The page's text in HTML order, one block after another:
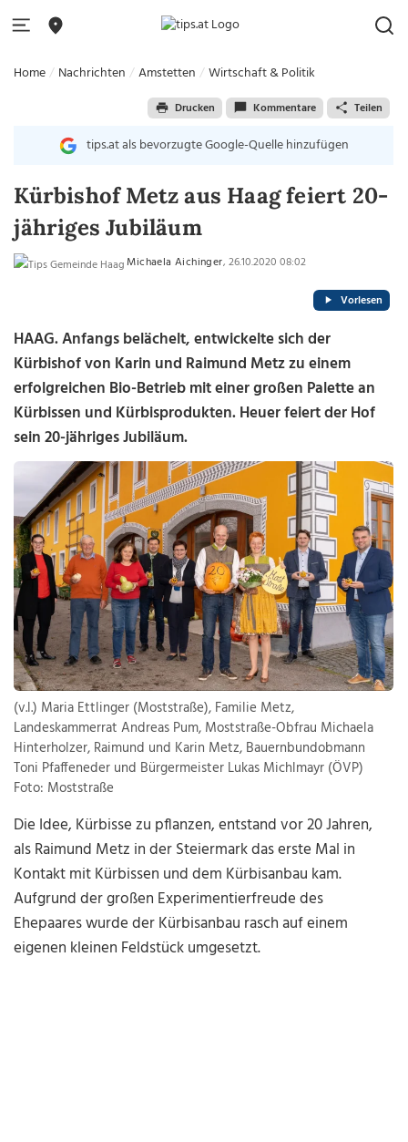
Home Nachrichten Amstetten Wirtschaft & Politik
Drucken Kommentare Teilen
tips.at als bevorzugte Google-Quelle hinzufügen
Kürbishof Metz aus Haag feiert 20-
jähriges Jubiläum
Michaela Aichinger, 26.10.2020 08:02
Vorlesen
HAAG. Anfangs belächelt, entwickelte sich der
Kürbishof von Karin und Raimund Metz zu einem
erfolgreichen Bio-Betrieb mit einer großen Palette an
Kürbissen und Kürbisprodukten. Heuer feiert der Hof
sein 20-jähriges Jubiläum.
(v.l.) Maria Ettlinger (Moststraße), Familie Metz,
Landeskammerrat Andreas Pum, Moststraße-Obfrau Michaela
Hinterholzer, Raimund und Karin Metz, Bauernbundobmann
Toni Pfaffeneder und Bürgermeister Lukas Michlmayr (ÖVP)
Foto: Moststraße
Die Idee, Kürbisse zu pflanzen, entstand vor 20 Jahren,
als Raimund Metz in der Steiermark das erste Mal in
Kontakt mit Kürbissen und dem Kürbisanbau kam.
Aufgrund der großen Experimentierfreude des
Ehepaares wurde der Kürbisanbau rasch auf einem
eigenen kleinen Feldstück umgesetzt.